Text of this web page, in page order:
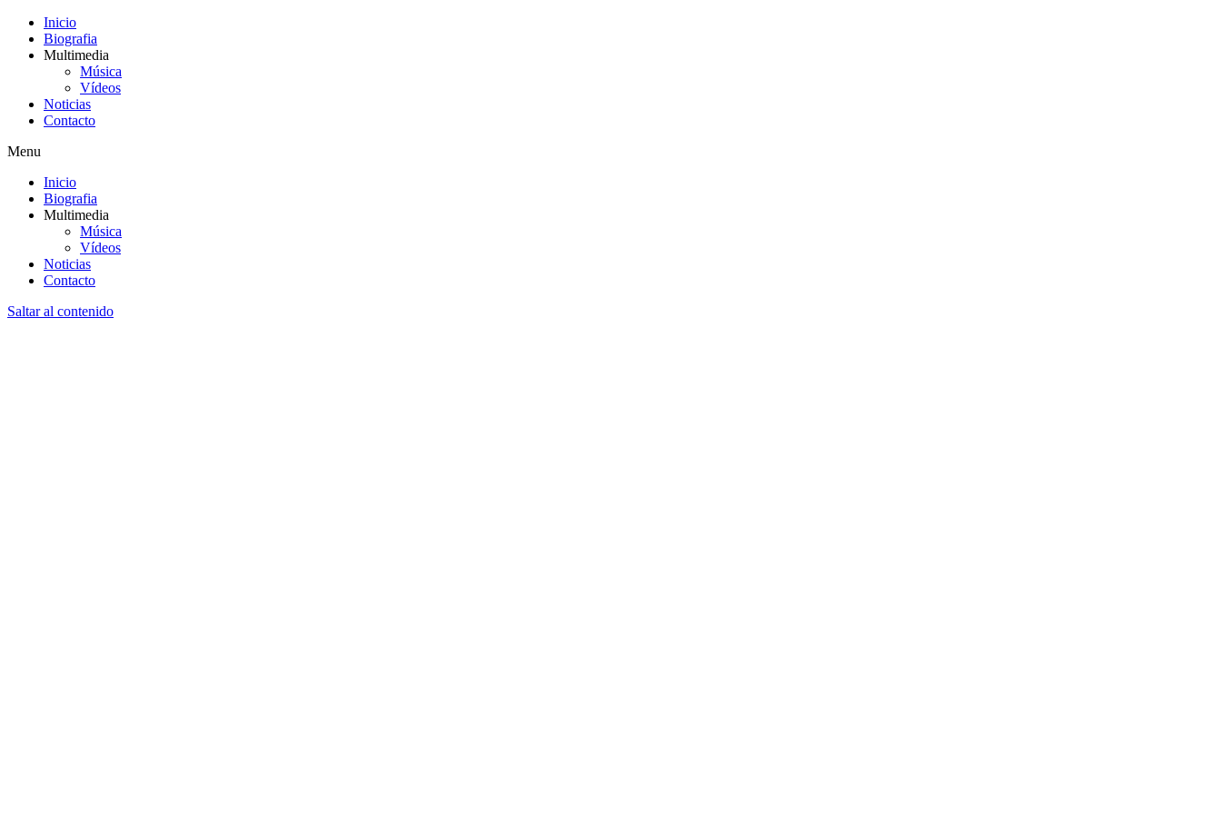
Inicio
Biografia
Multimedia
Música
Vídeos
Noticias
Contacto
Menu
Inicio
Biografia
Multimedia
Música
Vídeos
Noticias
Contacto
Saltar al contenido